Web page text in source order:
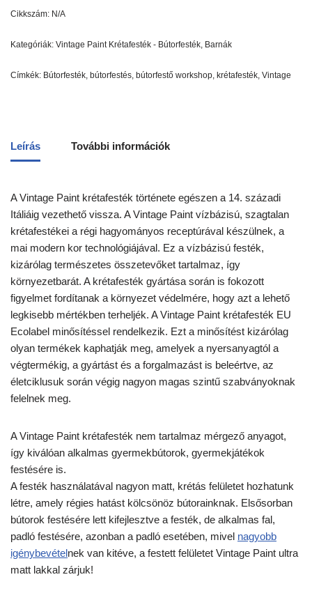
Cikkszám: N/A
Kategóriák: Vintage Paint Krétafesték - Bútorfesték, Barnák
Címkék: Bútorfesték, bútorfestés, bútorfestő workshop, krétafesték, Vintage
Leírás További információk
A Vintage Paint krétafesték története egészen a 14. századi
Itáliáig vezethető vissza. A Vintage Paint vízbázisú, szagtalan
krétafestékei a régi hagyományos receptúrával készülnek, a
mai modern kor technológiájával. Ez a vízbázisú festék,
kizárólag természetes összetevőket tartalmaz, így
környezetbarát. A krétafesték gyártása során is fokozott
figyelmet fordítanak a környezet védelmére, hogy azt a lehető
legkisebb mértékben terheljék. A Vintage Paint krétafesték EU
Ecolabel minősítéssel rendelkezik. Ezt a minősítést kizárólag
olyan termékek kaphatják meg, amelyek a nyersanyagtól a
végtermékig, a gyártást és a forgalmazást is beleértve, az
életciklusuk során végig nagyon magas szintű szabványoknak
felelnek meg.
A Vintage Paint krétafesték nem tartalmaz mérgező anyagot,
így kiválóan alkalmas gyermekbútorok, gyermekjátékok
festésére is.
A festék használatával nagyon matt, krétás felületet hozhatunk
létre, amely régies hatást kölcsönöz bútorainknak. Elsősorban
bútorok festésére lett kifejlesztve a festék, de alkalmas fal,
padló festésére, azonban a padló esetében, mivel nagyobb
igénybevételnek van kitéve, a festett felületet Vintage Paint ultra
matt lakkal zárjuk!